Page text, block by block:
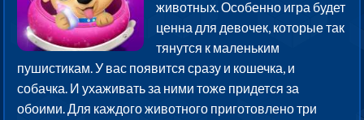
животных. Особенно игра будет
ценна для девочек, которые так
тянутся к маленьким
пушистикам. У вас появится сразу и кошечка, и
собачка. И ухаживать за ними тоже придется за
обоими. Для каждого животного приготовлено три